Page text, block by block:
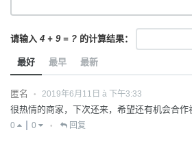
请输入 4 + 9 = ? 的计算结果：
最好 最早 最新
匿名 • 2019年6月11日 à 下午3:33
很热情的商家，下次还来，希望还有机会合作
0 0 • 回复